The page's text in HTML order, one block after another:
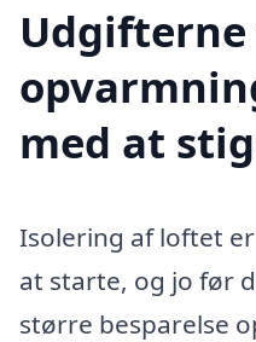
med at
Isolering af loftet
at starte, og jo før
større besparelse